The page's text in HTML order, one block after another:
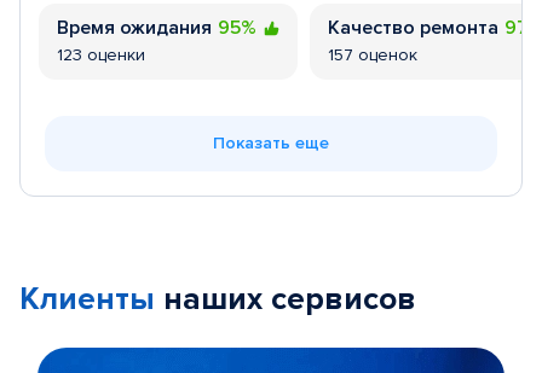
Время ожидания 95%
123 оценки
Качество ремонта
157 оценок
Показать еще
Клиенты наших сервисов